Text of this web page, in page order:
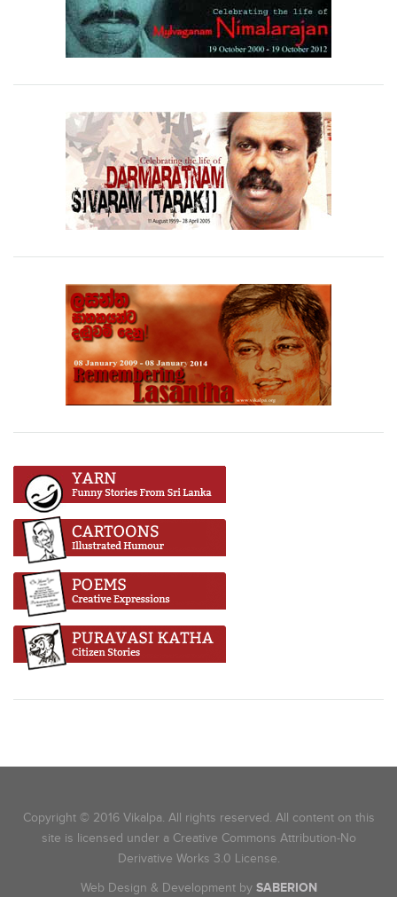
Copyright © 2016 Vikalpa. All rights reserved. All content on this
site is licensed under a Creative Commons Attribution-No
Derivative Works 3.0 License.
Web Design & Development by SABERION